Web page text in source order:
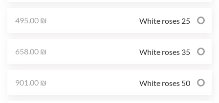
25 White roses
495.00 ₪
35 White roses
658.00 ₪
50 White roses
901.00 ₪